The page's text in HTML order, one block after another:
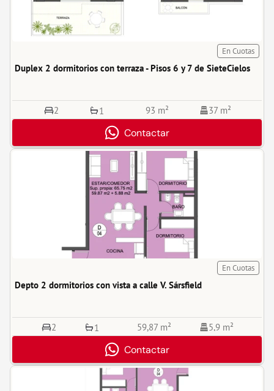
En Cuotas
Duplex 2 dormitorios con terraza - Pisos 6 y 7 de SieteCielos
2 1 93 m² 37 m²
Contactar
En Cuotas
Depto 2 dormitorios con vista a calle V. Sársfield
2 1 59,87 m² 5,9 m²
Contactar